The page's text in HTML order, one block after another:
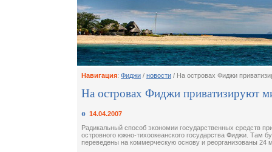
Навигация: Фиджи / новости / На островах Фиджи
На островах Фиджи приватизируют
14.04.2007
Радикальный способ экономии государственных средств
островного южно-тихоокеанского государства Фиджи. Там
переведены на коммерческую основу и реорганизованы 24